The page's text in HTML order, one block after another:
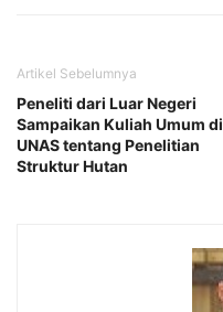
Artikel Sebelumnya
Peneliti dari Luar Negeri
Sampaikan Kuliah Umum di
UNAS tentang Penelitian
Struktur Hutan